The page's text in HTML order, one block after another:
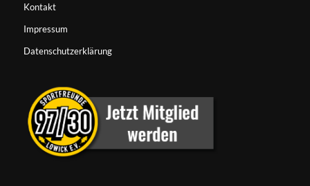
Kontakt
Impressum
Datenschutzerklärung